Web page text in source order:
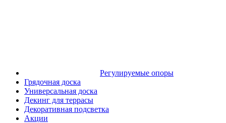
Регулируемые опоры
Грядочная доска
Универсальная доска
Декинг для террасы
Декоративная подсветка
Акции